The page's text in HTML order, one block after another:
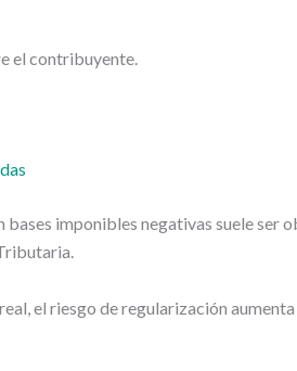
el contribuyente.
bases imponibles negativas suele ser
el riesgo de regularización